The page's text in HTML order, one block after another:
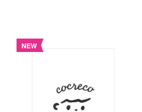
NEW